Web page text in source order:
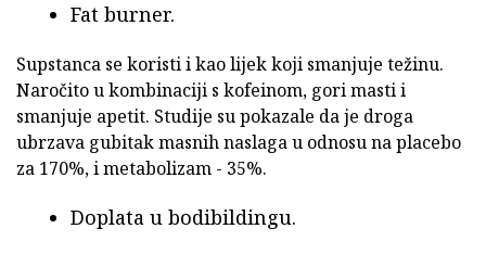
Fat burner.
Supstanca se koristi i kao lijek koji smanjuje težinu.
Naročito u kombinaciji s kofeinom, gori masti i
smanjuje apetit. Studije su pokazale da je droga
ubrzava gubitak masnih naslaga u odnosu na placebo
za 170%, i metabolizam - 35%.
Doplata u bodibildingu.